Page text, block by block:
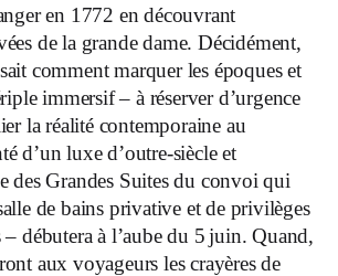
en 1772 en découvrant
de la grande dame. Décidément,
comment marquer les époques et
immersif – à réserver d’urgence
la réalité contemporaine au
d’un luxe d’outre-siècle et
des Grandes Suites du convoi qui
de bains privative et de privilèges
– débutera à l’aube du 5 juin. Quand,
aux voyageurs les crayères de